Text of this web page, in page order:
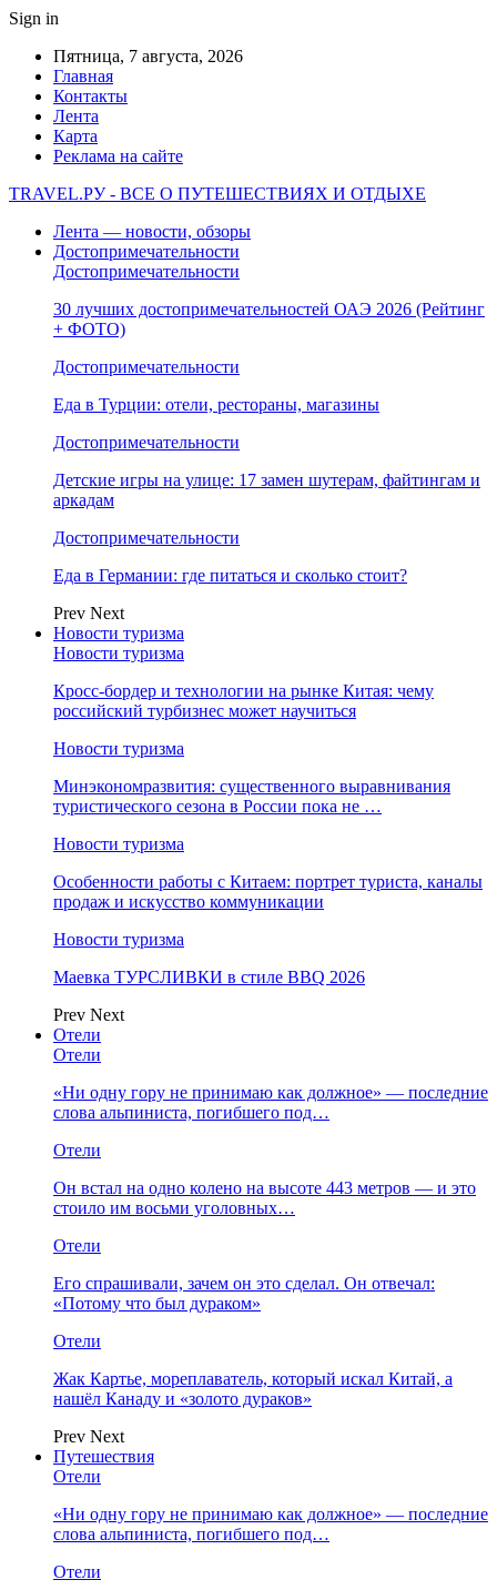
Sign in
Пятница, 7 августа, 2026
Главная
Контакты
Лента
Карта
Реклама на сайте
TRAVEL.РУ - ВСЕ О ПУТЕШЕСТВИЯХ И ОТДЫХЕ
Лента — новости, обзоры
Достопримечательности
Достопримечательности
30 лучших достопримечательностей ОАЭ 2026 (Рейтинг
+ ФОТО)
Достопримечательности
Еда в Турции: отели, рестораны, магазины
Достопримечательности
Детские игры на улице: 17 замен шутерам, файтингам и
аркадам
Достопримечательности
Еда в Германии: где питаться и сколько стоит?
Prev Next
Новости туризма
Новости туризма
Кросс-бордер и технологии на рынке Китая: чему
российский турбизнес может научиться
Новости туризма
Минэкономразвития: существенного выравнивания
туристического сезона в России пока не …
Новости туризма
Особенности работы с Китаем: портрет туриста, каналы
продаж и искусство коммуникации
Новости туризма
Маевка ТУРСЛИВКИ в стиле BBQ 2026
Prev Next
Отели
Отели
«Ни одну гору не принимаю как должное» — последние
слова альпиниста, погибшего под…
Отели
Он встал на одно колено на высоте 443 метров — и это
стоило им восьми уголовных…
Отели
Его спрашивали, зачем он это сделал. Он отвечал:
«Потому что был дураком»
Отели
Жак Картье, мореплаватель, который искал Китай, а
нашёл Канаду и «золото дураков»
Prev Next
Путешествия
Отели
«Ни одну гору не принимаю как должное» — последние
слова альпиниста, погибшего под…
Отели